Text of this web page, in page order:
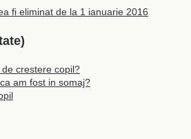
fi eliminat de la 1 ianuarie 2016
crestere copil?
am fost in somaj?